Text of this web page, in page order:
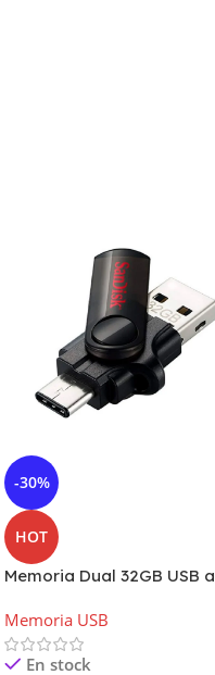
-30%
HOT
Memoria Dual 32GB USB a
Sandisk
Memoria USB
En stock